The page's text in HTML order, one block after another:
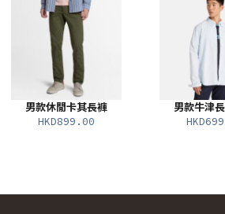
男款休閒卡其長褲
HKD899.00
男款牛津